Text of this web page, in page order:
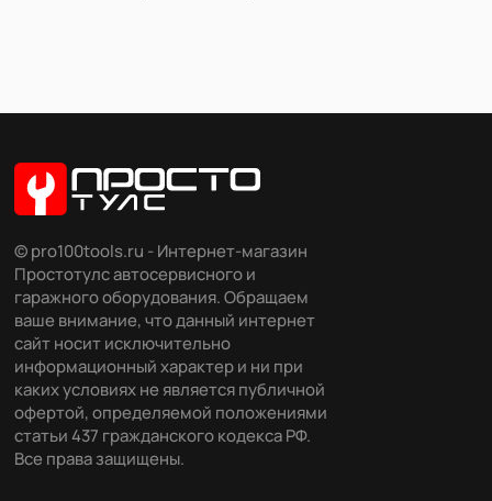
© pro100tools.ru - Интернет-магазин
Простотулс автосервисного и
гаражного оборудования. Обращаем
ваше внимание, что данный интернет
сайт носит исключительно
информационный характер и ни при
каких условиях не является публичной
офертой, определяемой положениями
статьи 437 гражданского кодекса РФ.
Все права защищены.